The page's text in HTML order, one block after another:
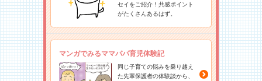
セイをご紹介！共感ポイント
がたくさんあるはず。
マンガでみるママパパ育児体験記
同じ子育ての悩みを乗り越え
た先輩保護者の体験談から、